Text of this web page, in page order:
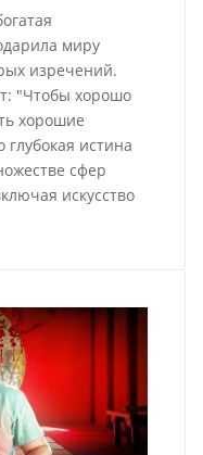
миру
изречений.
"Чтобы хорошо
хорошие
истина
сфер
искусство